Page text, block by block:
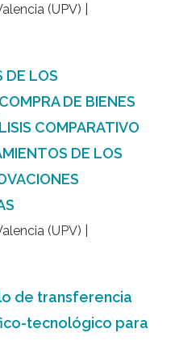
(UPV) |
DE LOS
DE BIENES
COMPARATIVO
DE LOS
(UPV) |
de transferencia
tecnológico para